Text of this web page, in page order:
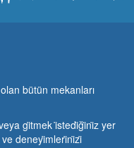
bütün mekanları
gi̇tmek i̇stedi̇ği̇ni̇z yer
deneyi̇mleri̇ni̇zi̇